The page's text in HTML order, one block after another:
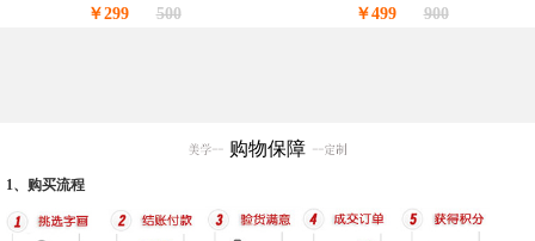
￥299 500 ￥499 900
购物保障
1、购买流程